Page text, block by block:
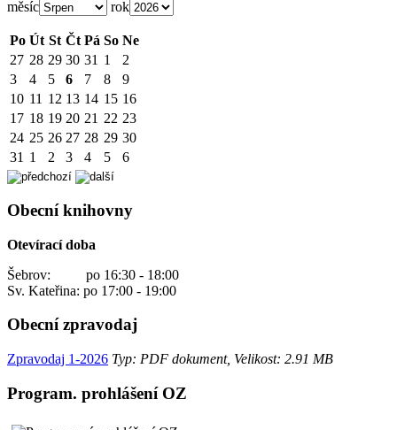
měsíc rok
Po Út St Čt Pá So Ne
27 28 29 30 31 1
2
3
4 5 6 7 8
9
10 11 12 13 14 15 16
17 18 19 20 21 22 23
24 25 26 27 28 29 30
31 1 2 3 4 5 6
Obecní knihovny
Otevírací doba
Šebrov: po 16:30 - 18:00
Sv. Kateřina: po 17:00 - 19:00
Obecní zpravodaj
Zpravodaj 1-2026 Typ: PDF dokument, Velikost: 2.91 MB
Program. prohlášení OZ